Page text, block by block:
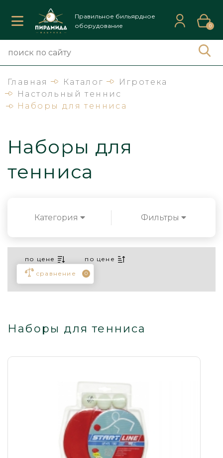
Правильное бильярдное
оборудование
0
Главная Каталог
Игротека
Настольный теннис
Наборы для тенниса
Наборы для
тенниса
Категория Фильтры
по цене
по цене
сравнение
0
Наборы для тенниса